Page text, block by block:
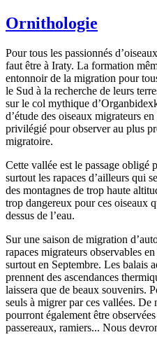
Ornithologie
Pour tous les passionnés
faut être à Iraty. La formation
entonnoir de la migration pour
le Sud à la recherche de leurs
sur le col mythique
d’étude des oiseaux migrateurs
privilégié pour observer au plus
migratoire.
Cette vallée est le passage obligé
surtout les rapaces d’ailleurs qui
des montagnes de trop haute
trop dangereux pour ces oiseaux
dessus de l’eau.
Sur une saison de migration
rapaces migrateurs observables
surtout en Septembre. Les balais
prennent des ascendances
laissera que de beaux souvenirs.
seuls à migrer par ces vallées. De
pourront également être
passereaux, ramiers... Nous